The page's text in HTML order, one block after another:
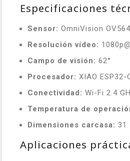
Especificaciones
Sensor: OmniVision
Resolución vídeo:
Campo de visión: 62°
Procesador: XIAO
Conectividad: Wi-Fi 2.4
Temperatura de
Dimensiones carcasa: 31
Aplicaciones